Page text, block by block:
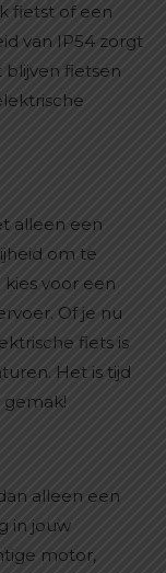
fietst of een
van IP54 zorgt
blijven fietsen
alleen een
om te
voor een
Of je nu
fiets is
Het is tijd
alleen een
in jouw
motor,